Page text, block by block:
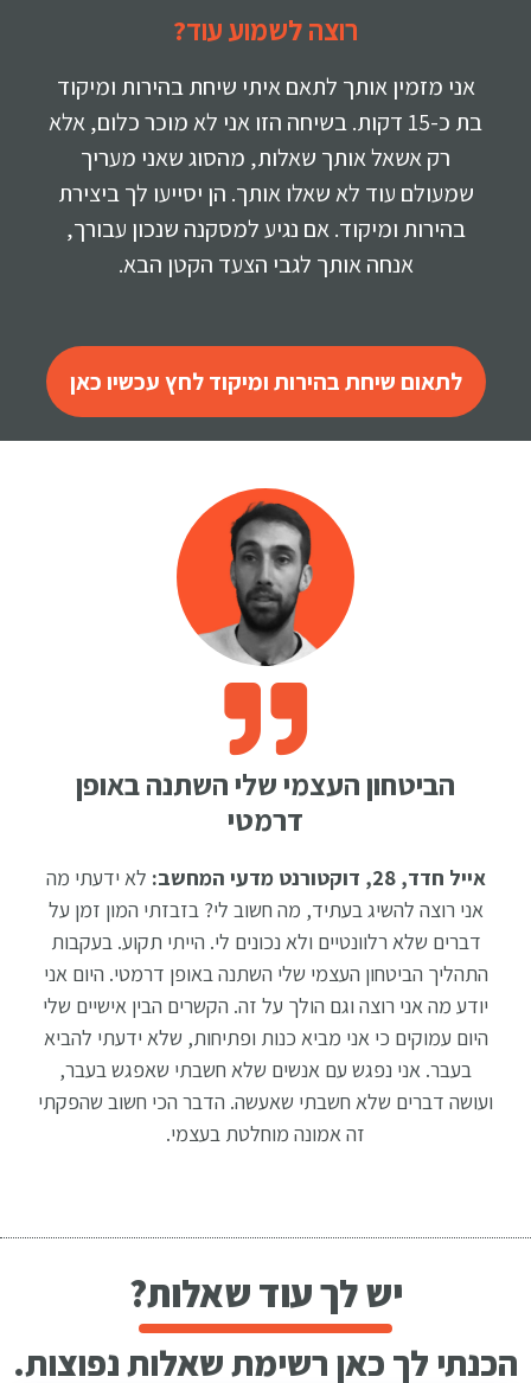
רוצה לשמוע עוד?
אני מזמין אותך לתאם איתי שיחת בהירות ומיקוד
בת כ-15 דקות. בשיחה הזו אני לא מוכר כלום, אלא
רק אשאל אותך שאלות, מהסוג שאני מעריך
שמעולם עוד לא שאלו אותך. הן יסייעו לך ביצירת
בהירות ומיקוד. אם נגיע למסקנה שנכון עבורך,
אנחה אותך לגבי הצעד הקטן הבא.
לתאום שיחת בהירות ומיקוד לחץ עכשיו כאן
הביטחון העצמי שלי השתנה באופן
דרמטי
אייל חדד, 28, דוקטורנט מדעי המחשב:
לא ידעתי מה
אני רוצה להשיג בעתיד, מה חשוב לי? בזבזתי המון זמן על
דברים שלא רלוונטיים ולא נכונים לי. הייתי תקוע. בעקבות
התהליך הביטחון העצמי שלי השתנה באופן דרמטי. היום אני
יודע מה אני רוצה וגם הולך על זה. הקשרים הבין אישיים שלי
היום עמוקים כי אני מביא כנות ופתיחות, שלא ידעתי להביא
בעבר. אני נפגש עם אנשים שלא חשבתי שאפגש בעבר,
ועושה דברים שלא חשבתי שאעשה. הדבר הכי חשוב שהפקתי
זה אמונה מוחלטת בעצמי.
יש לך עוד שאלות?
הכנתי לך כאן רשימת שאלות נפוצות.